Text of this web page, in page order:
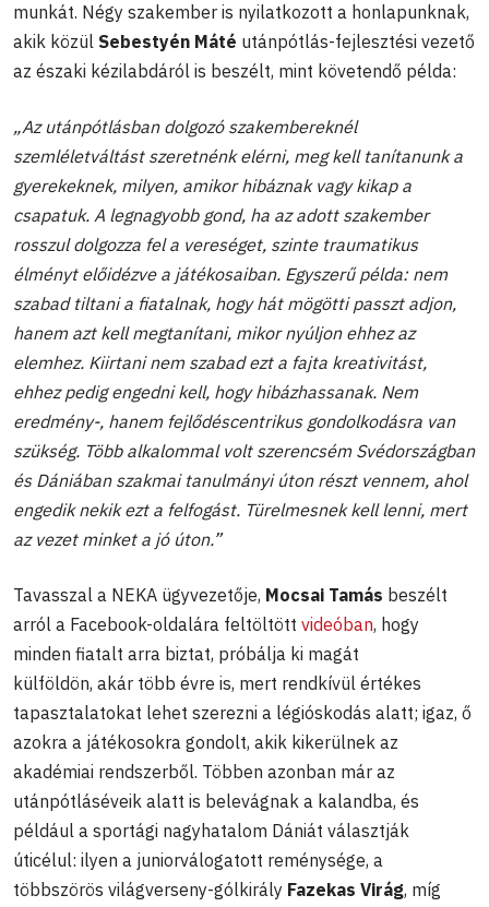
munkát. Négy szakember is nyilatkozott a honlapunknak,
akik közül Sebestyén Máté utánpótlás-fejlesztési vezető
az északi kézilabdáról is beszélt, mint követendő példa:
„Az utánpótlásban dolgozó szakembereknél
szemléletváltást szeretnénk elérni, meg kell tanítanunk a
gyerekeknek, milyen, amikor hibáznak vagy kikap a
csapatuk. A legnagyobb gond, ha az adott szakember
rosszul dolgozza fel a vereséget, szinte traumatikus
élményt előidézve a játékosaiban. Egyszerű példa: nem
szabad tiltani a fiatalnak, hogy hát mögötti passzt adjon,
hanem azt kell megtanítani, mikor nyúljon ehhez az
elemhez. Kiirtani nem szabad ezt a fajta kreativitást,
ehhez pedig engedni kell, hogy hibázhassanak. Nem
eredmény-, hanem fejlődéscentrikus gondolkodásra van
szükség. Több alkalommal volt szerencsém Svédországban
és Dániában szakmai tanulmányi úton részt vennem, ahol
engedik nekik ezt a felfogást. Türelmesnek kell lenni, mert
az vezet minket a jó úton.”
Tavasszal a NEKA ügyvezetője, Mocsai Tamás beszélt
arról a Facebook-oldalára feltöltött videóban, hogy
minden fiatalt arra biztat, próbálja ki magát
külföldön, akár több évre is, mert rendkívül értékes
tapasztalatokat lehet szerezni a légióskodás alatt; igaz, ő
azokra a játékosokra gondolt, akik kikerülnek az
akadémiai rendszerből. Többen azonban már az
utánpótláséveik alatt is belevágnak a kalandba, és
például a sportági nagyhatalom Dániát választják
úticélul: ilyen a juniorválogatott reménysége, a
többszörös világverseny-gólkirály Fazekas Virág, míg